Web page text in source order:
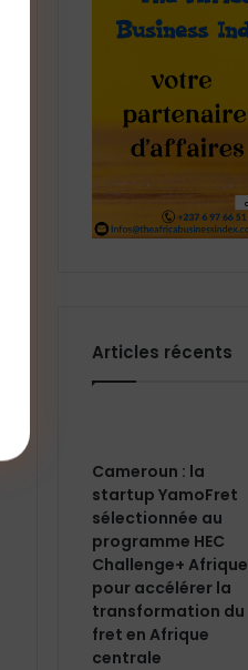
Articles récents
Cameroun : la
startup YamoFret
sélectionnée au
programme HEC
Challenge+ Afrique
pour accélérer la
transformation du
fret en Afrique
centrale